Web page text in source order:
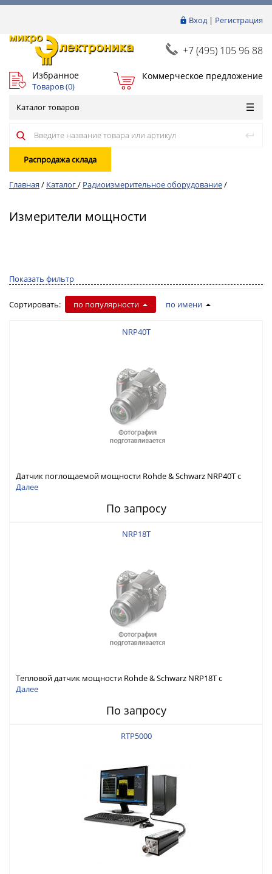
Вход| Регистрация
+7 (495) 105 96 88
Избранное
Товаров (0)
Коммерческое предложение
Каталог товаров
Распродажа склада
Главная / Каталог/ Радиоизмерительное оборудование/
Измерители мощности
Показать фильтр
Сортировать: по популярности по имени
NRP40T
Датчик поглощаемой мощности Rohde & Schwarz NRP40T с
диапазоном от 0 до 40 ГГц
Далее
По запросу
NRP18T
Тепловой датчик мощности Rohde & Schwarz NRP18T с
диапазоном от 0 до 18 ГГц
Далее
По запросу
RTP5000